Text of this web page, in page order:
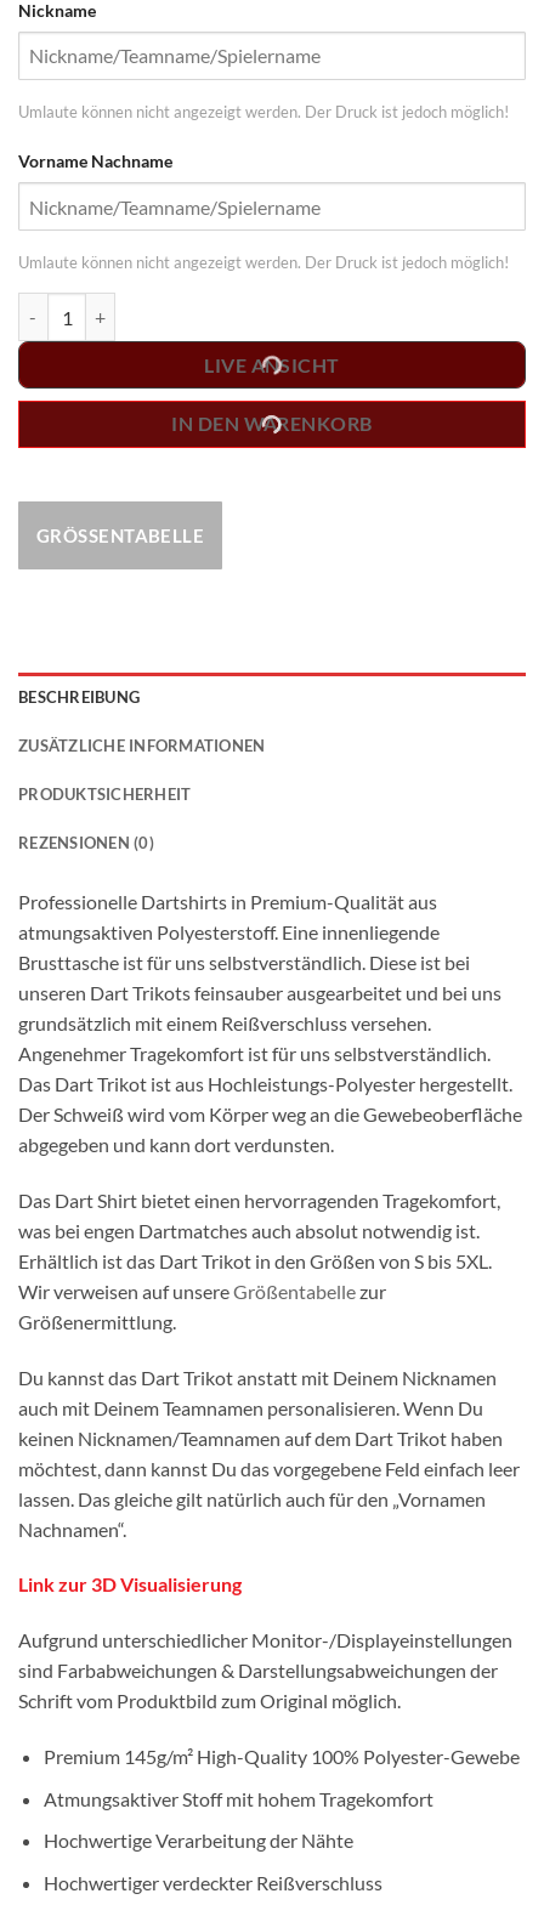
Nickname
Umlaute können nicht angezeigt werden. Der Druck ist jedoch möglich!
Vorname Nachname
Umlaute können nicht angezeigt werden. Der Druck ist jedoch möglich!
LIVE ANSICHT
IN DEN WARENKORB
GRÖSSENTABELLE
BESCHREIBUNG
ZUSÄTZLICHE INFORMATIONEN
PRODUKTSICHERHEIT
REZENSIONEN (0)
Professionelle Dartshirts in Premium-Qualität aus
atmungsaktiven Polyesterstoff. Eine innenliegende
Brusttasche ist für uns selbstverständlich. Diese ist bei
unseren Dart Trikots feinsauber ausgearbeitet und bei uns
grundsätzlich mit einem Reißverschluss versehen.
Angenehmer Tragekomfort ist für uns selbstverständlich.
Das Dart Trikot ist aus Hochleistungs-Polyester hergestellt.
Der Schweiß wird vom Körper weg an die Gewebeoberfläche
abgegeben und kann dort verdunsten.
Das Dart Shirt bietet einen hervorragenden Tragekomfort,
was bei engen Dartmatches auch absolut notwendig ist.
Erhältlich ist das Dart Trikot in den Größen von S bis 5XL.
Wir verweisen auf unsereGrößentabellezur
Größenermittlung.
Du kannst das Dart Trikot anstatt mit Deinem Nicknamen
auch mit Deinem Teamnamen personalisieren. Wenn Du
keinen Nicknamen/Teamnamen auf dem Dart Trikot haben
möchtest, dann kannst Du das vorgegebene Feld einfach leer
lassen. Das gleiche gilt natürlich auch für den „Vornamen
Nachnamen“.
Link zur 3D Visualisierung
Aufgrund unterschiedlicher Monitor-/Displayeinstellungen
sind Farbabweichungen & Darstellungsabweichungen der
Schrift vom Produktbild zum Original möglich.
Premium 145g/m² High-Quality 100% Polyester-Gewebe
Atmungsaktiver Stoff mit hohem Tragekomfort
Hochwertige Verarbeitung der Nähte
Hochwertiger verdeckter Reißverschluss